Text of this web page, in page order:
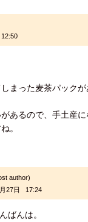
まった麦茶パック
あるので、手土産に
。
author)
27日 17:24
ばんは。